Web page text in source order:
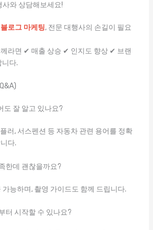
사와 상담해보세요!
로그 마케팅, 전문 대행사의 손길이 필요
라면 ✔ 매출 상승 ✔ 인지도 향상 ✔ 브랜
니다.
도 잘 알고 있나요?
러, 서스펜션 등 자동차 관련 용어를 정확
다.
한데 괜찮을까요?
가능하며, 촬영 가이드도 함께 드립니다.
터 시작할 수 있나요?